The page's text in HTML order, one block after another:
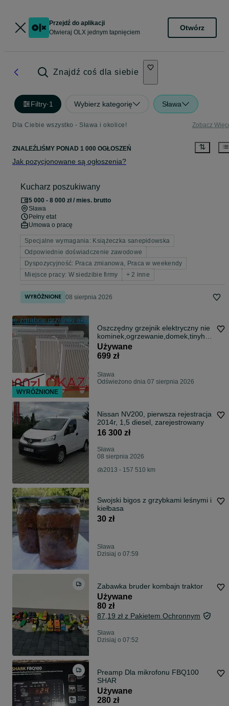
Przejdź do aplikacji
Otwieraj OLX jednym tapnięciem
Otwórz
Znajdź coś dla siebie
Filtry·1 Wybierz kategorię Sława
Dla Ciebie wszystko - Sława i okolice! Zobacz
ZNALEŹLIŚMY PONAD 1 000 OGŁOSZEŃ
Jak pozycjonowane są ogłoszenia?
Kucharz poszukiwany
5 000 - 8 000 zł / mies. brutto
Sława
Pełny etat
Umowa o pracę
Specjalne wymagania: Książeczka sanepidowska
Odpowiednie doświadczenie zawodowe
Dyspozycyjność: Praca zmianowa, Praca w weekendy
Miejsce pracy: W siedzibie firmy
+ 2 inne
08 sierpnia 2026
Oszczędny grzejnik elektryczny nie
kominek,ogrzewanie,domek,tinyho
use
Używane
699 zł
Sława
Odświeżono dnia 07 sierpnia 2026
Nissan NV200, pierwsza rejestracja
2014r, 1,5 diesel, zarejestrowany
16 300 zł
Sława
08 sierpnia 2026
2013 - 157 510 km
Swojski bigos z grzybkami leśnymi i
kiełbasa
30 zł
Sława
Dzisiaj o 07:59
Zabawka bruder kombajn traktor
Używane
80 zł
87,19 zł z Pakietem Ochronnym
Sława
Dzisiaj o 07:52
Preamp Dla mikrofonu FBQ100
SHAR
Używane
280 zł
WYRÓŻNIONE